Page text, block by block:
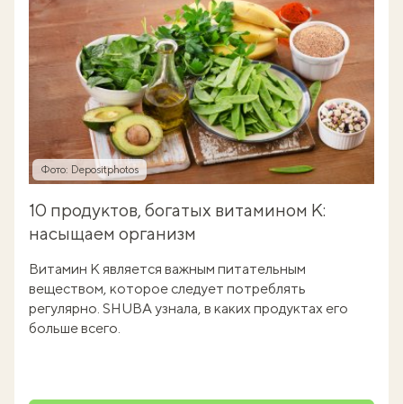
Фото: Depositphotos
10 продуктов, богатых витамином К:
насыщаем организм
Витамин К является важным питательным
веществом, которое следует потреблять
регулярно. SHUBA узнала, в каких продуктах его
больше всего.